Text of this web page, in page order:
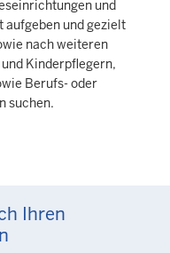
und
und gezielt
nach weiteren
Kinderpflegern,
Berufs- oder
suchen.
Ihren